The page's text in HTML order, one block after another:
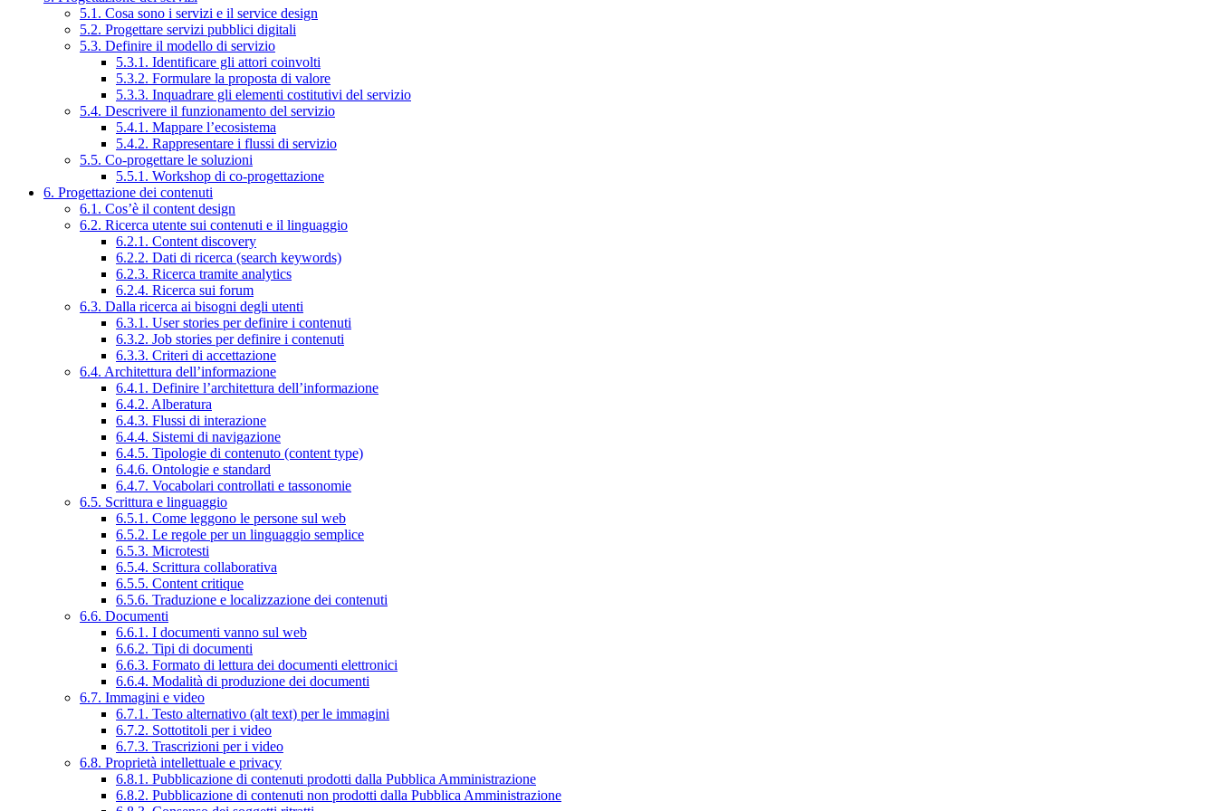
5.1. Cosa sono i servizi e il service design
5.2. Progettare servizi pubblici digitali
5.3. Definire il modello di servizio
5.3.1. Identificare gli attori coinvolti
5.3.2. Formulare la proposta di valore
5.3.3. Inquadrare gli elementi costitutivi del servizio
5.4. Descrivere il funzionamento del servizio
5.4.1. Mappare l’ecosistema
5.4.2. Rappresentare i flussi di servizio
5.5. Co-progettare le soluzioni
5.5.1. Workshop di co-progettazione
6. Progettazione dei contenuti
6.1. Cos’è il content design
6.2. Ricerca utente sui contenuti e il linguaggio
6.2.1. Content discovery
6.2.2. Dati di ricerca (search keywords)
6.2.3. Ricerca tramite analytics
6.2.4. Ricerca sui forum
6.3. Dalla ricerca ai bisogni degli utenti
6.3.1. User stories per definire i contenuti
6.3.2. Job stories per definire i contenuti
6.3.3. Criteri di accettazione
6.4. Architettura dell’informazione
6.4.1. Definire l’architettura dell’informazione
6.4.2. Alberatura
6.4.3. Flussi di interazione
6.4.4. Sistemi di navigazione
6.4.5. Tipologie di contenuto (content type)
6.4.6. Ontologie e standard
6.4.7. Vocabolari controllati e tassonomie
6.5. Scrittura e linguaggio
6.5.1. Come leggono le persone sul web
6.5.2. Le regole per un linguaggio semplice
6.5.3. Microtesti
6.5.4. Scrittura collaborativa
6.5.5. Content critique
6.5.6. Traduzione e localizzazione dei contenuti
6.6. Documenti
6.6.1. I documenti vanno sul web
6.6.2. Tipi di documenti
6.6.3. Formato di lettura dei documenti elettronici
6.6.4. Modalità di produzione dei documenti
6.7. Immagini e video
6.7.1. Testo alternativo (alt text) per le immagini
6.7.2. Sottotitoli per i video
6.7.3. Trascrizioni per i video
6.8. Proprietà intellettuale e privacy
6.8.1. Pubblicazione di contenuti prodotti dalla Pubblica Amministrazione
6.8.2. Pubblicazione di contenuti non prodotti dalla Pubblica Amministrazione